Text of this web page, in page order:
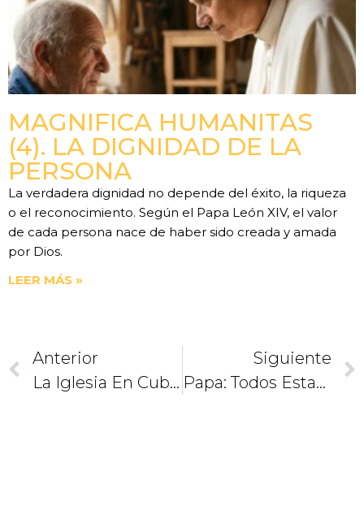
MAGNIFICA HUMANITAS
(4). LA DIGNIDAD DE LA
PERSONA
La verdadera dignidad no depende del éxito, la riqueza
o el reconocimiento. Según el Papa León XIV, el valor
de cada persona nace de haber sido creada y amada
por Dios.
LEER MÁS »
Anterior
La Iglesia En Cuba Está En La Calle
Siguiente
Papa: Todos Estamos Llamados Al Servicio Y Ayudarnos Mutuamente 2